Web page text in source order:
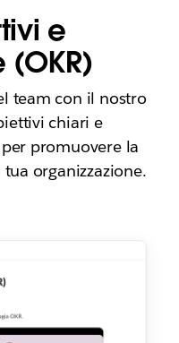
e
team con il nostro
chiari e
promuovere la
organizzazione.